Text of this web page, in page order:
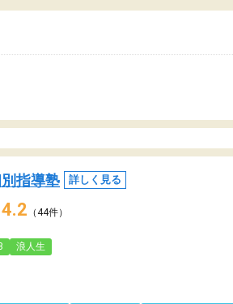
ます。講師も合わなければチェンジできます
指導塾 詳しく見る
4.2 （44件）
浪人生